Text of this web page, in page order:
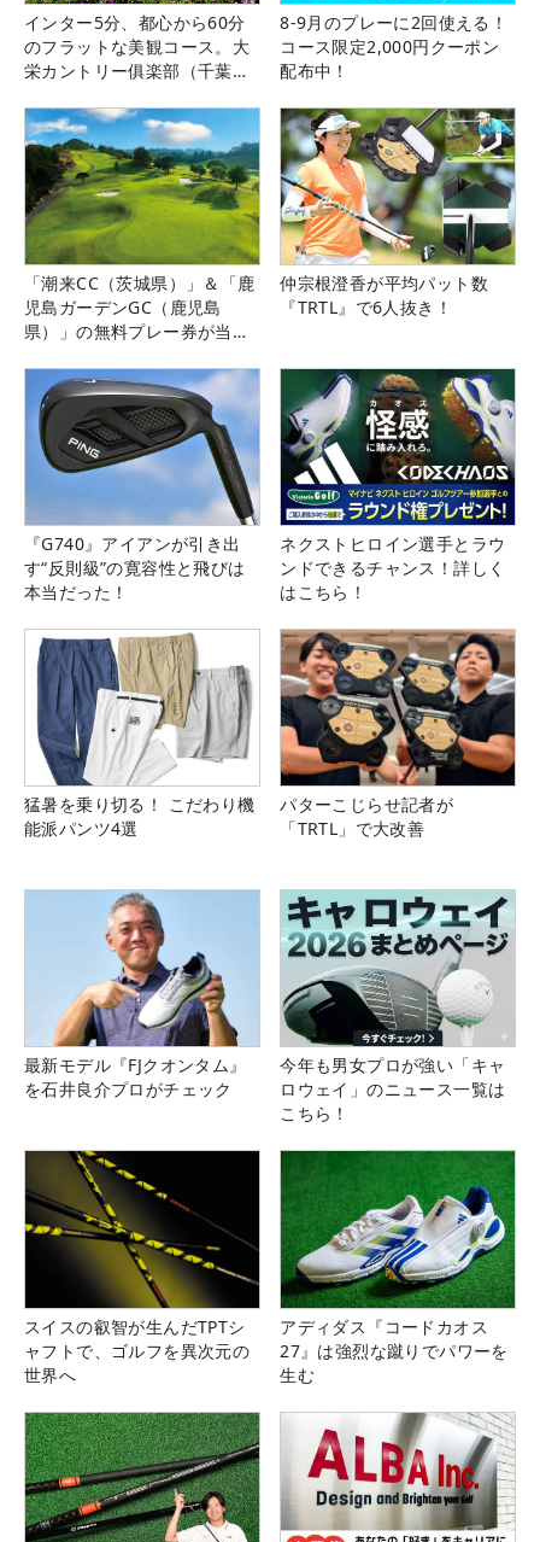
インター5分、都心から60分
のフラットな美観コース。大
栄カントリー俱楽部（千葉
8-9月のプレーに2回使える！
コース限定2,000円クーポン
配布中！
「潮来CC（茨城県）」＆「鹿
児島ガーデンGC（鹿児島
県）」の無料プレー券が当た
仲宗根澄香が平均パット数
『TRTL』で6人抜き！
『G740』アイアンが引き出
す“反則級”の寛容性と飛びは
本当だった！
ネクストヒロイン選手とラウ
ンドできるチャンス！詳しく
はこちら！
猛暑を乗り切る！ こだわり機
能派パンツ4選
パターこじらせ記者が
「TRTL」で大改善
最新モデル『FJクオンタム』
を石井良介プロがチェック
今年も男女プロが強い「キャ
ロウェイ」のニュース一覧は
こちら！
スイスの叡智が生んだTPTシ
ャフトで、ゴルフを異次元の
世界へ
アディダス『コードカオス
27』は強烈な蹴りでパワーを
生む